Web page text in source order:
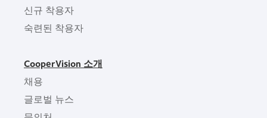
신규 착용자
숙련된 착용자
CooperVision 소개
채용
글로벌 뉴스